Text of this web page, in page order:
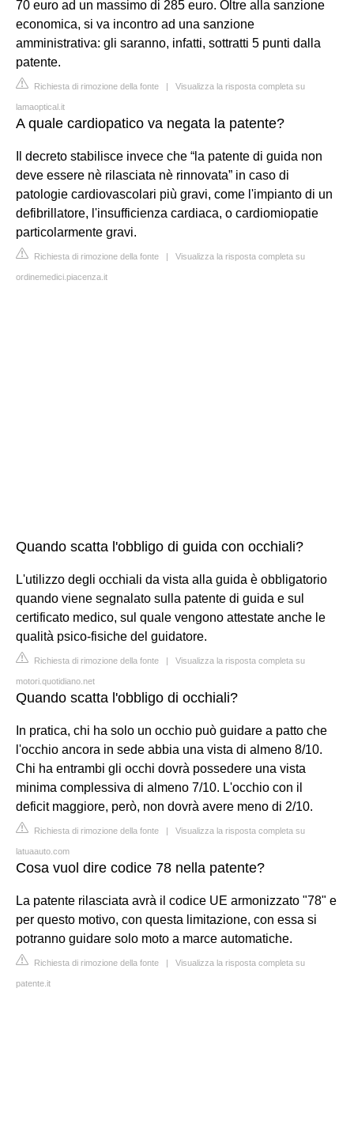
70 euro ad un massimo di 285 euro. Oltre alla sanzione
economica, si va incontro ad una sanzione
amministrativa: gli saranno, infatti, sottratti 5 punti dalla
patente.
Richiesta di rimozione della fonte | Visualizza la risposta completa su
lamaoptical.it
A quale cardiopatico va negata la patente?
Il decreto stabilisce invece che “la patente di guida non
deve essere nè rilasciata nè rinnovata” in caso di
patologie cardiovascolari più gravi, come l'impianto di un
defibrillatore, l'insufficienza cardiaca, o cardiomiopatie
particolarmente gravi.
Richiesta di rimozione della fonte | Visualizza la risposta completa su
ordinemedici.piacenza.it
Quando scatta l'obbligo di guida con occhiali?
L'utilizzo degli occhiali da vista alla guida è obbligatorio
quando viene segnalato sulla patente di guida e sul
certificato medico, sul quale vengono attestate anche le
qualità psico-fisiche del guidatore.
Richiesta di rimozione della fonte | Visualizza la risposta completa su
motori.quotidiano.net
Quando scatta l'obbligo di occhiali?
In pratica, chi ha solo un occhio può guidare a patto che
l'occhio ancora in sede abbia una vista di almeno 8/10.
Chi ha entrambi gli occhi dovrà possedere una vista
minima complessiva di almeno 7/10. L'occhio con il
deficit maggiore, però, non dovrà avere meno di 2/10.
Richiesta di rimozione della fonte | Visualizza la risposta completa su
latuaauto.com
Cosa vuol dire codice 78 nella patente?
La patente rilasciata avrà il codice UE armonizzato "78" e
per questo motivo, con questa limitazione, con essa si
potranno guidare solo moto a marce automatiche.
Richiesta di rimozione della fonte | Visualizza la risposta completa su
patente.it